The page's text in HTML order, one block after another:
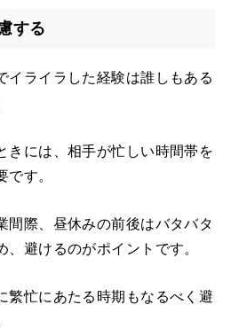
する
イライラした経験は誰しもある
きには、相手が忙しい時間帯を
す。
間際、昼休みの前後はバタバタ
、避けるのがポイントです。
繁忙にあたる時期もなるべく避